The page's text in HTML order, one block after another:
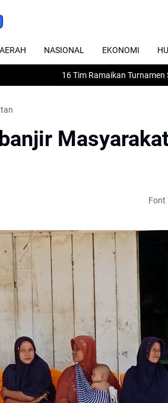
NASIONAL EKONOMI
16 Tim Ramaikan Turnamen
Font